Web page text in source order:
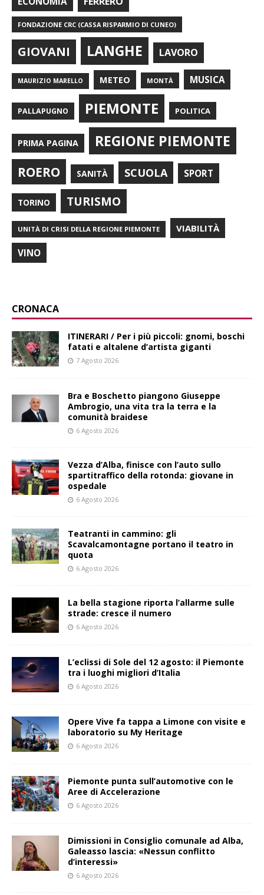
FONDAZIONE CRC (CASSA RISPARMIO DI CUNEO)
GIOVANI LANGHE LAVORO
MAURIZIO MARELLO METEO MONTÀ MUSICA
PALLAPUGNO PIEMONTE POLITICA
PRIMA PAGINA REGIONE PIEMONTE
ROERO SANITÀ SCUOLA SPORT
TORINO TURISMO
UNITÀ DI CRISI DELLA REGIONE PIEMONTE VIABILITÀ
VINO
CRONACA
ITINERARI / Per i più piccoli: gnomi, boschi
fatati e altalene d’artista giganti
7 Agosto 2026
Bra e Boschetto piangono Giuseppe
Ambrogio, una vita tra la terra e la
comunità braidese
6 Agosto 2026
Vezza d’Alba, finisce con l’auto sullo
spartitraffico della rotonda: giovane in
ospedale
6 Agosto 2026
Teatranti in cammino: gli
Scavalcamontagne portano il teatro in
quota
6 Agosto 2026
La bella stagione riporta l’allarme sulle
strade: cresce il numero
6 Agosto 2026
L’eclissi di Sole del 12 agosto: il Piemonte
tra i luoghi migliori d’Italia
6 Agosto 2026
Opere Vive fa tappa a Limone con visite e
laboratorio su My Heritage
6 Agosto 2026
Piemonte punta sull’automotive con le
Aree di Accelerazione
6 Agosto 2026
Dimissioni in Consiglio comunale ad Alba,
Galeasso lascia: «Nessun conflitto
d’interessi»
6 Agosto 2026